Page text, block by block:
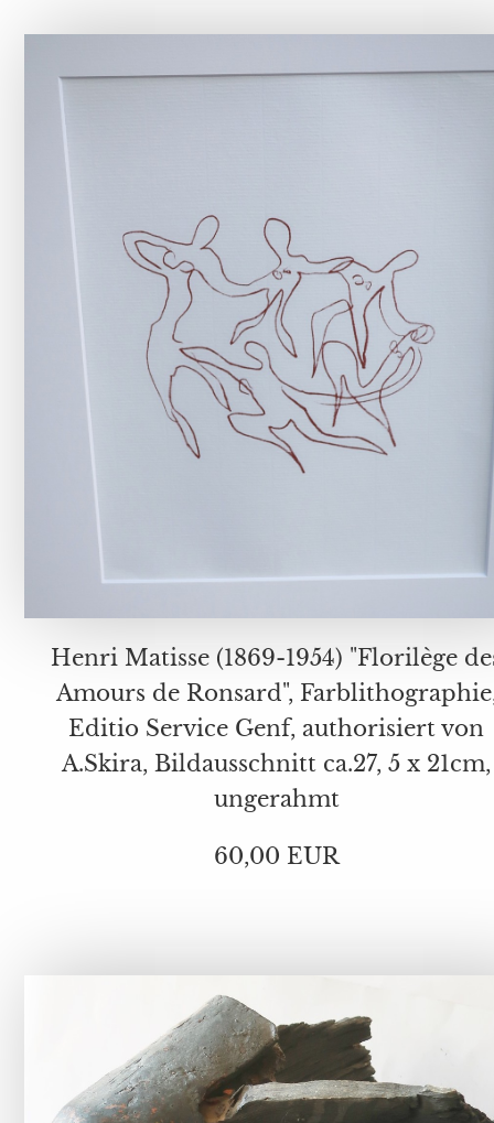
Henri Matisse (1869-1954) "Florilège
Amours de Ronsard", Farblithographie,
Editio Service Genf, authorisiert von
A.Skira, Bildausschnitt ca.27, 5 x 21cm,
ungerahmt
60,00 EUR